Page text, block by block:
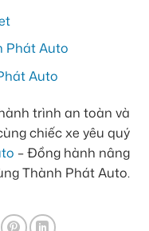
Phát Auto
Auto
trình an toàn và
chiếc xe yêu quý
– Đồng hành nâng
Thành Phát Auto.